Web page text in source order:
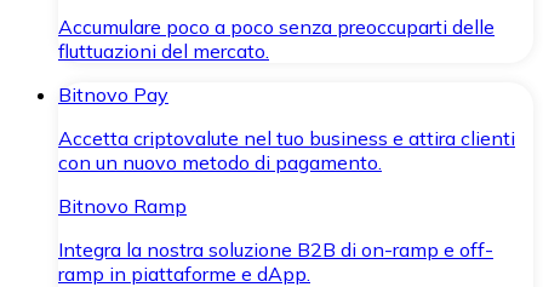
Accumulare poco a poco senza preoccuparti delle
fluttuazioni del mercato.
Bitnovo Pay
Accetta criptovalute nel tuo business e attira clienti
con un nuovo metodo di pagamento.
Bitnovo Ramp
Integra la nostra soluzione B2B di on-ramp e off-
ramp in piattaforme e dApp.